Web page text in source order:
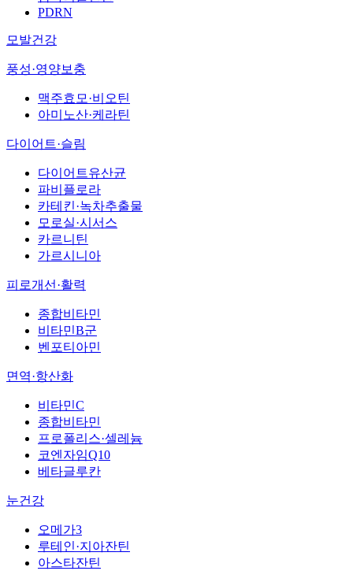
PDRN
모발건강
풍성·영양보충
맥주효모·비오틴
아미노산·케라틴
다이어트·슬림
다이어트유산균
파비플로라
카테킨·녹차추출물
모로실·시서스
카르니틴
가르시니아
피로개선·활력
종합비타민
비타민B군
벤포티아민
면역·항산화
비타민C
종합비타민
프로폴리스·셀레늄
코엔자임Q10
베타글루칸
눈건강
오메가3
루테인·지아잔틴
아스타잔틴